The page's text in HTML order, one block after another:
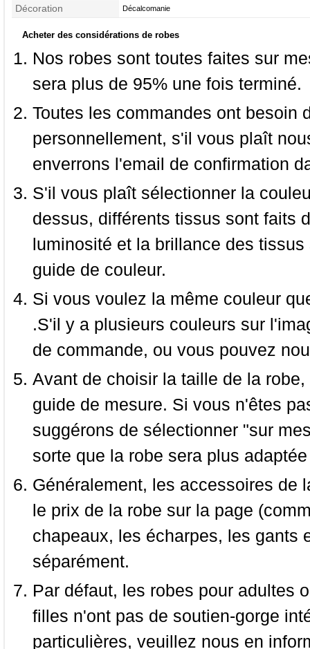
Décoration Décalcomanie
Acheter des considérations de robes
Nos robes sont toutes faites sur
sera plus de 95% une fois terminé.
Toutes les commandes ont besoin
personnellement, s'il vous plaît
enverrons l'email de confirmation
S'il vous plaît sélectionner la
dessus, différents tissus sont faits
luminosité et la brillance des
guide de couleur.
Si vous voulez la même couleur
.S'il y a plusieurs couleurs sur
de commande, ou vous pouvez
Avant de choisir la taille de la
guide de mesure. Si vous n'êtes
suggérons de sélectionner "sur
sorte que la robe sera plus
Généralement, les accessoires de
le prix de la robe sur la page
chapeaux, les écharpes, les gants
séparément.
Par défaut, les robes pour adultes
filles n'ont pas de soutien-gorge
particulières, veuillez nous en